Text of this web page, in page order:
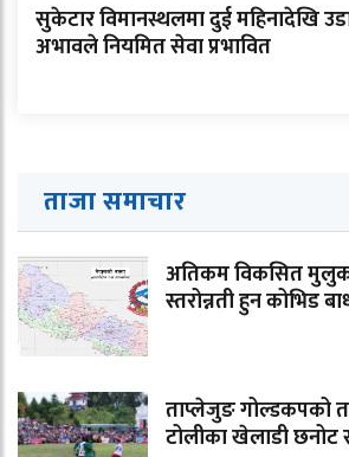
सुकेटार विमानस्थलमा दुई महिनादेखि
अभावले नियमित सेवा प्रभावित
ताजा समाचार
अतिकम विकसित
स्तरोन्नती हुन कोभिड
ताप्लेजुङ गोल्डकपको
टोलीका खेलाडी छनोट